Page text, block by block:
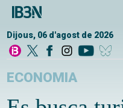
Dijous, 06 d'agost de 2026
ECONOMIA